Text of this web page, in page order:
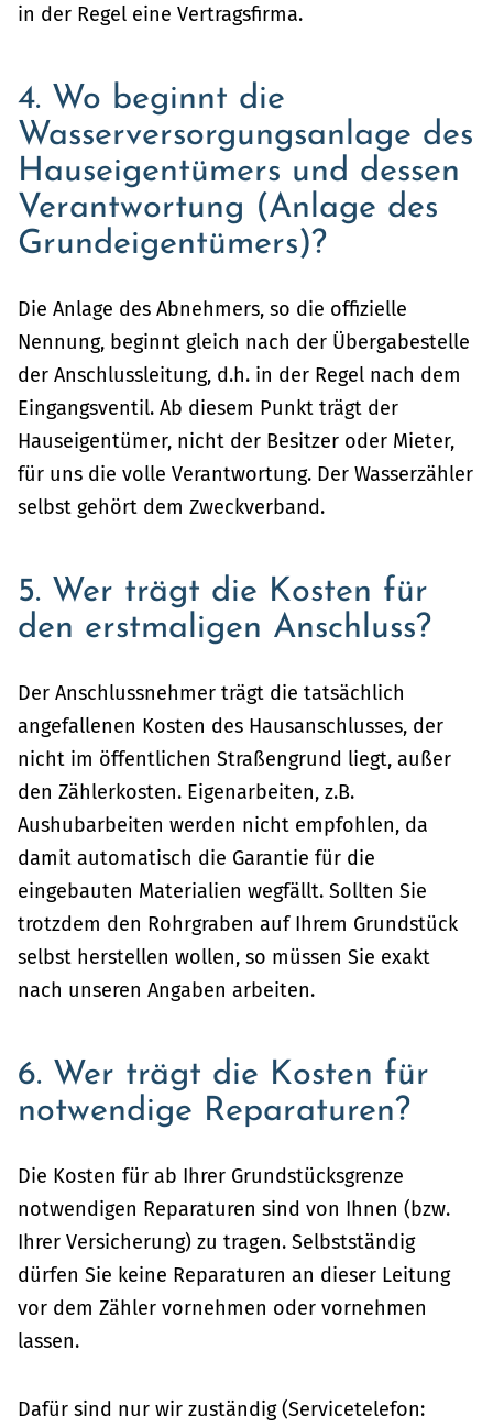
in der Regel eine Vertragsfirma.
4. Wo beginnt die
Wasserversorgungsanlage des
Hauseigentümers und dessen
Verantwortung (Anlage des
Grundeigentümers)?
Die Anlage des Abnehmers, so die offizielle
Nennung, beginnt gleich nach der Übergabestelle
der Anschlussleitung, d.h. in der Regel nach dem
Eingangsventil. Ab diesem Punkt trägt der
Hauseigentümer, nicht der Besitzer oder Mieter,
für uns die volle Verantwortung. Der Wasserzähler
selbst gehört dem Zweckverband.
5. Wer trägt die Kosten für
den erstmaligen Anschluss?
Der Anschlussnehmer trägt die tatsächlich
angefallenen Kosten des Hausanschlusses, der
nicht im öffentlichen Straßengrund liegt, außer
den Zählerkosten. Eigenarbeiten, z.B.
Aushubarbeiten werden nicht empfohlen, da
damit automatisch die Garantie für die
eingebauten Materialien wegfällt. Sollten Sie
trotzdem den Rohrgraben auf Ihrem Grundstück
selbst herstellen wollen, so müssen Sie exakt
nach unseren Angaben arbeiten.
6. Wer trägt die Kosten für
notwendige Reparaturen?
Die Kosten für ab Ihrer Grundstücksgrenze
notwendigen Reparaturen sind von Ihnen (bzw.
Ihrer Versicherung) zu tragen. Selbstständig
dürfen Sie keine Reparaturen an dieser Leitung
vor dem Zähler vornehmen oder vornehmen
lassen.
Dafür sind nur wir zuständig (Servicetelefon: